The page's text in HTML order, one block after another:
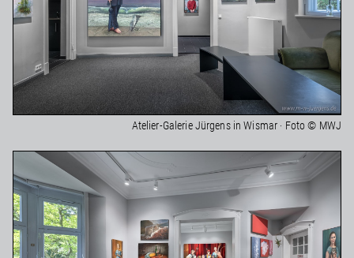
Atelier-Galerie Jürgens in Wismar · Foto © MWJ